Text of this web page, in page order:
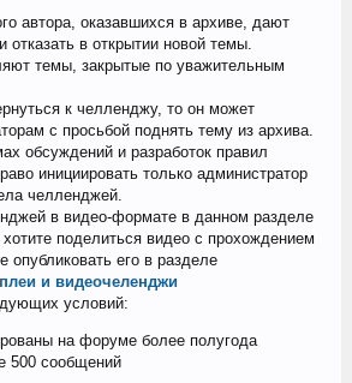
автора, оказавшихся в архиве, дают
отказать в открытии новой темы.
темы, закрытые по уважительным
к челленджу, то он может
с просьбой поднять тему из архива.
обсуждений и разработок правил
инициировать только администратор
челленджей.
в видео-формате в данном разделе
поделиться видео с прохождением
его в разделе
и видеочеленджи
условий:
на форуме более полугода
500 сообщений